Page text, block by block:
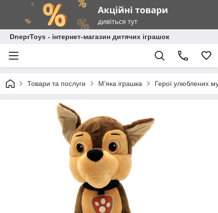
DneprToys - інтернет-магазин дитячих іграшок
Товари та послуги М'яка іграшка Герої улюблених